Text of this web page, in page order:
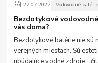
27.07.2022 Vodovodné
Bezdotykové
vás doma?
Bezdotykové batérie nie sú
verejných miestach. Sú